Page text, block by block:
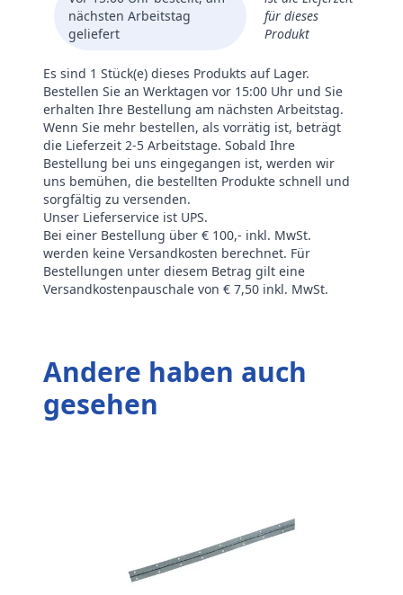
nächsten Arbeitstag
geliefert
für dieses
Produkt
Es sind 1 Stück(e) dieses Produkts auf Lager.
Bestellen Sie an Werktagen vor 15:00 Uhr und Sie
erhalten Ihre Bestellung am nächsten Arbeitstag.
Wenn Sie mehr bestellen, als vorrätig ist, beträgt
die Lieferzeit 2-5 Arbeitstage. Sobald Ihre
Bestellung bei uns eingegangen ist, werden wir
uns bemühen, die bestellten Produkte schnell und
sorgfältig zu versenden.
Unser Lieferservice ist UPS.
Bei einer Bestellung über € 100,- inkl. MwSt.
werden keine Versandkosten berechnet. Für
Bestellungen unter diesem Betrag gilt eine
Versandkostenpauschale von € 7,50 inkl. MwSt.
Andere haben auch
gesehen